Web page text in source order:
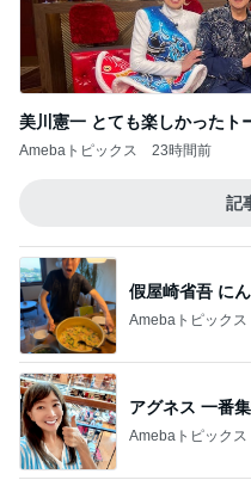
美川憲一 とても楽しかったト
Amebaトピックス 23時間前
記
假屋崎省吾 に
Amebaトピックス
アグネス 一番
Amebaトピックス